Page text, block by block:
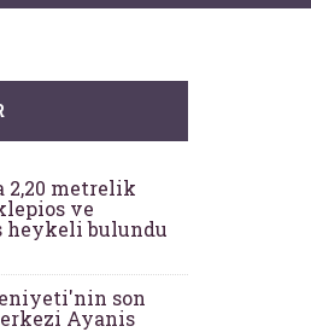
2,20 metrelik
ve
heykeli bulundu
son
Ayanis